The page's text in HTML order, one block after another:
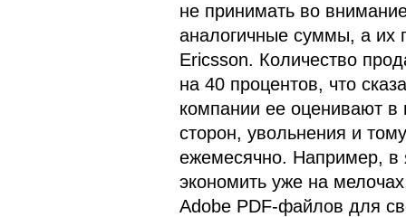
не принимать во
аналогичные суммы, а их
Ericsson. Количество
на 40 процентов, что
компании ее оценивают в
сторон, увольнения и
ежемесячно. Например, в
экономить уже на
Adobe PDF-файлов для